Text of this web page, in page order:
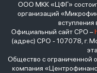
ООО МКК «ЦФГ»
организаций
вступления
Официальный сайт СРО –
(адрес) СРО - 107078, г.
Общество с ограниченной
компания